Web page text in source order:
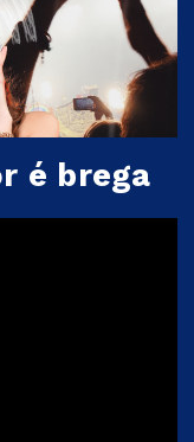
é brega